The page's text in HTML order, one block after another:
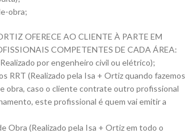
obra;
OFERECE AO CLIENTE À PARTE EM
COMPETENTES DE CADA ÁREA:
por engenheiro civil ou elétrico);
RRT (Realizado pela Isa + Ortiz quando fazemos
obra, caso o cliente contrate outro profissional
este profissional é quem vai emitir a
Obra (Realizado pela Isa + Ortiz em todo o